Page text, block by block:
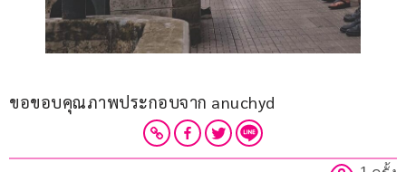
ขอขอบคุณภาพประกอบจาก anuchyd